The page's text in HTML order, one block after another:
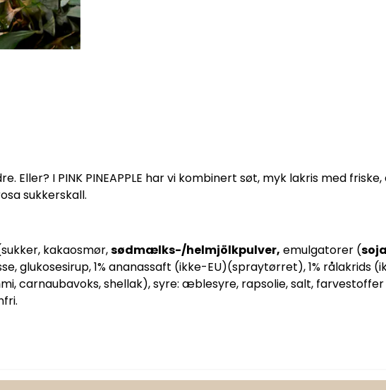
I PINK PINEAPPLE har vi kombinert søt, myk lakris med
sukkerskall.
kakaosmør,sødmælks-/helmjölkpulver, emulgatorer (
glukosesirup, 1% ananassaft (ikke-EU)(spraytørret), 1% rålakrids
carnaubavoks, shellak), syre: æblesyre, rapsolie, salt,